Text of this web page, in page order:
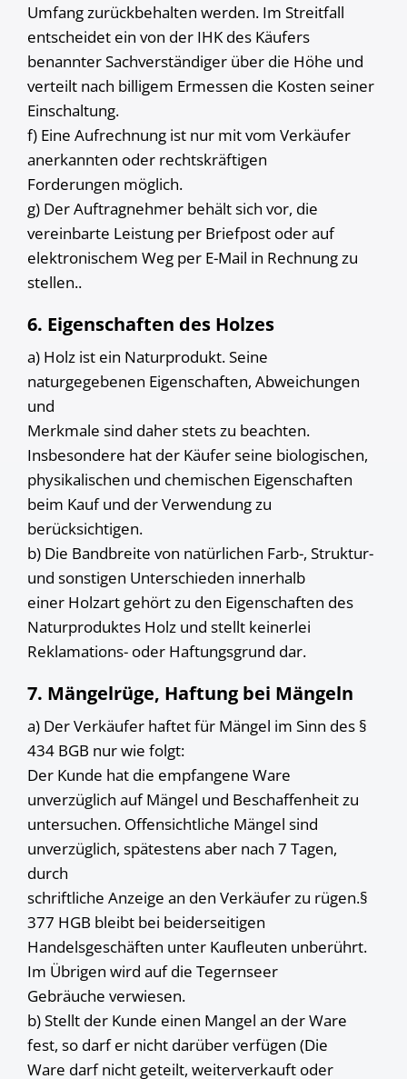
Umfang zurückbehalten werden. Im Streitfall
entscheidet ein von der IHK des Käufers
benannter Sachverständiger über die Höhe und
verteilt nach billigem Ermessen die Kosten seiner
Einschaltung.
f) Eine Aufrechnung ist nur mit vom Verkäufer
anerkannten oder rechtskräftigen
Forderungen möglich.
g) Der Auftragnehmer behält sich vor, die
vereinbarte Leistung per Briefpost oder auf
elektronischem Weg per E-Mail in Rechnung zu
stellen..
6. Eigenschaften des Holzes
a) Holz ist ein Naturprodukt. Seine
naturgegebenen Eigenschaften, Abweichungen
und
Merkmale sind daher stets zu beachten.
Insbesondere hat der Käufer seine biologischen,
physikalischen und chemischen Eigenschaften
beim Kauf und der Verwendung zu
berücksichtigen.
b) Die Bandbreite von natürlichen Farb-, Struktur-
und sonstigen Unterschieden innerhalb
einer Holzart gehört zu den Eigenschaften des
Naturproduktes Holz und stellt keinerlei
Reklamations- oder Haftungsgrund dar.
7. Mängelrüge, Haftung bei Mängeln
a) Der Verkäufer haftet für Mängel im Sinn des §
434 BGB nur wie folgt:
Der Kunde hat die empfangene Ware
unverzüglich auf Mängel und Beschaffenheit zu
untersuchen. Offensichtliche Mängel sind
unverzüglich, spätestens aber nach 7 Tagen,
durch
schriftliche Anzeige an den Verkäufer zu rügen.§
377 HGB bleibt bei beiderseitigen
Handelsgeschäften unter Kaufleuten unberührt.
Im Übrigen wird auf die Tegernseer
Gebräuche verwiesen.
b) Stellt der Kunde einen Mangel an der Ware
fest, so darf er nicht darüber verfügen (Die
Ware darf nicht geteilt, weiterverkauft oder